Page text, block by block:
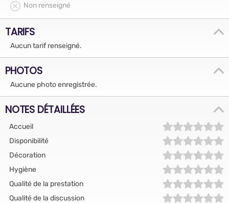
Non renseigné
TARIFS
Aucun tarif renseigné.
PHOTOS
Aucune photo enregistrée.
NOTES DÉTAILLÉES
Accueil
Disponibilité
Décoration
Hygiène
Qualité de la prestation
Qualité de la discussion